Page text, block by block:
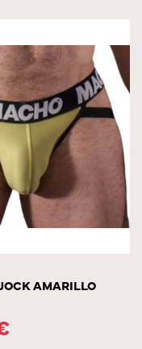
AMARILLO